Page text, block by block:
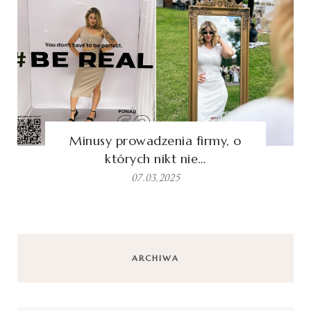
Minusy prowadzenia firmy, o
których nikt nie…
07.03.2025
ARCHIWA